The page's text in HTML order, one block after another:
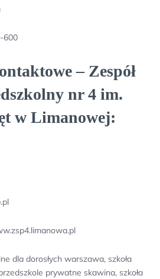
600
– Zespół
nr 4 im.
w Limanowej:
dla dorosłych warszawa, szkoła
prywatne skawina, szkoła